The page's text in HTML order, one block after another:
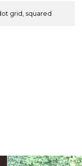
grid, squared